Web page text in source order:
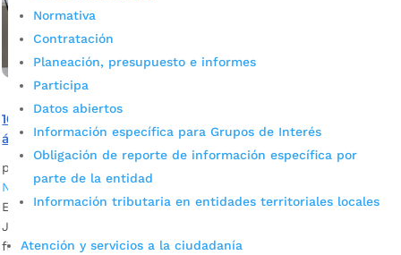
Normativa
Contratación
Planeación, presupuesto e informes
Participa
Datos abiertos
Información específica para Grupos de Interés
Obligación de reporte de información específica por
parte de la entidad
Información tributaria en entidades territoriales locales
Atención y servicios a la ciudadanía
100 policías reforzarán la seguridad en Bucaramanga y su
área metropolitana
por
Noticias
En el Consejo de Seguridad Metropolitano convocado por
Juan Carlos Cárdenas, mandatario de los bumangueses, se
fijaron nuevas acciones para seguir combatiendo el delito y